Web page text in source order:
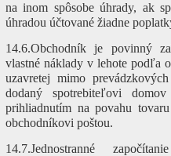
na inom spôsobe úhrady, ak
úhradou účtované žiadne
14.6.Obchodník je povinný
vlastné náklady v lehote podľa
uzavretej mimo
dodaný spotrebiteľovi
prihliadnutím na povahu
obchodníkovi poštou.
14.7.Jednostranné